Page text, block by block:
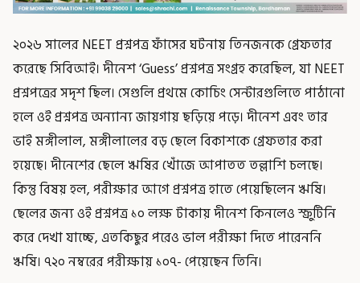
২০২৬ সালের NEET প্রশ্নপত্র ফাঁসের ঘটনায় তিনজনকে গ্রেফতার
করেছে সিবিআই। দীনেশ ‘Guess’ প্রশ্নপত্র সংগ্রহ করেছিল, যা NEET
প্রশ্নপত্রের সদৃশ ছিল। সেগুলি প্রথমে কোচিং সেন্টারগুলিতে পাঠানো
হলে ওই প্রশ্নপত্র অন্যান্য জায়গায় ছড়িয়ে পড়ে। দীনেশ এবং তার
ভাই মঙ্গীলাল, মঙ্গীলালের বড় ছেলে বিকাশকে গ্রেফতার করা
হয়েছে। দীনেশের ছেলে ঋষির খোঁজে আপাতত তল্লাশি চলছে।
কিন্তু বিষয় হল, পরীক্ষার আগে প্রশ্নপত্র হাতে পেয়েছিলেন ঋষি।
ছেলের জন্য ওই প্রশ্নপত্র ১০ লক্ষ টাকায় দীনেশ কিনলেও স্ক্রুটিনি
করে দেখা যাচ্ছে, এতকিছুর পরেও ভাল পরীক্ষা দিতে পারেননি
ঋষি। ৭২০ নম্বরের পরীক্ষায় ১০৭- পেয়েছেন তিনি।